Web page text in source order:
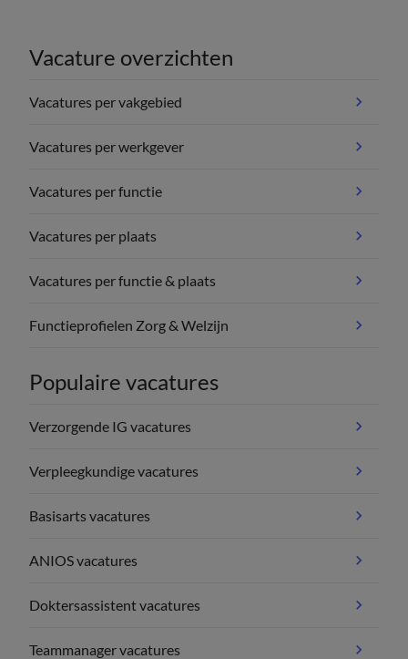
Vacature overzichten
Vacatures per vakgebied
Vacatures per werkgever
Vacatures per functie
Vacatures per plaats
Vacatures per functie & plaats
Functieprofielen Zorg & Welzijn
Populaire vacatures
Verzorgende IG vacatures
Verpleegkundige vacatures
Basisarts vacatures
ANIOS vacatures
Doktersassistent vacatures
Teammanager vacatures